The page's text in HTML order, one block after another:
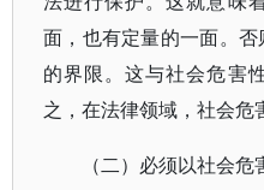
面，也有定量的一面。
的界限。这与社会危害
之，在法律领域，社会危
（二）必须以社会